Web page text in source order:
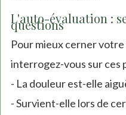
L'auto-évaluation :
questions
Pour mieux cerner
interrogez-vous sur ces
- La douleur est-elle
- Survient-elle lors de